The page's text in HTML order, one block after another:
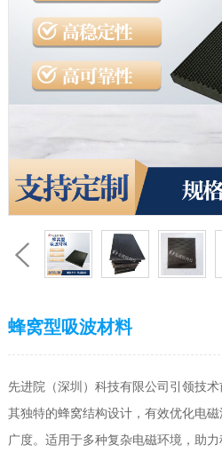
蜂窝型吸波材料
先进院（深圳）科技有限公司引领技术
其独特的蜂窝结构设计，有效优化电
广度。适用于多种复杂电磁环境，助